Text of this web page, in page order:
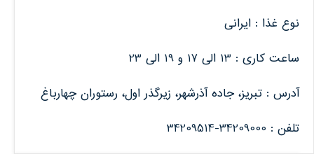
نوع غذا : ایرانی
ساعت کاری : 13 الی 17 و 19 الی 23
آدرس : تبریز، جاده آذرشهر، زیرگذر اول، رستوران چهارباغ
تلفن : 34209000-34209514